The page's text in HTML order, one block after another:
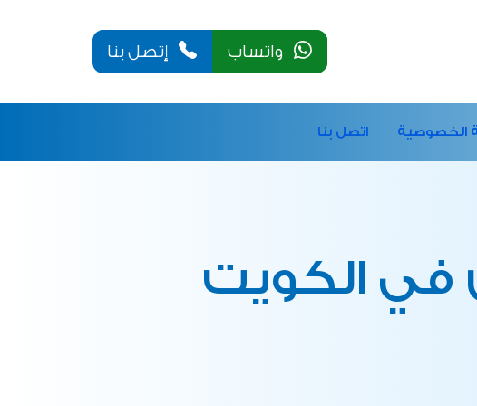
واتساب إتصل بنا
الخصوصية اتصل بنا
في الكويت